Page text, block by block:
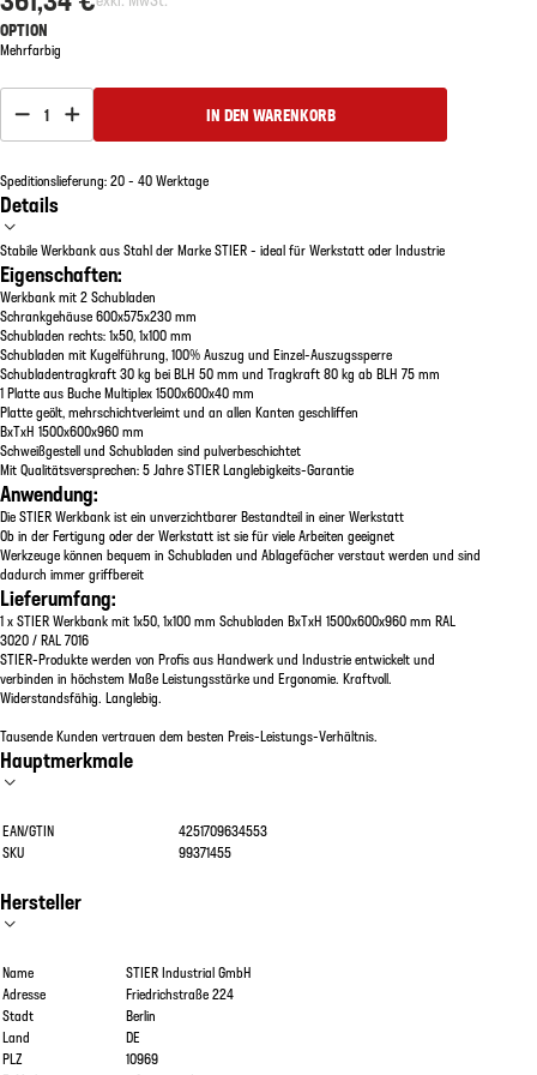
OPTION
Mehrfarbig
1 IN DEN WARENKORB
Speditionslieferung: 20 - 40 Werktage
Details
Stabile Werkbank aus Stahl der Marke STIER - ideal für Werkstatt oder Industrie
Eigenschaften:
Werkbank mit 2 Schubladen
Schrankgehäuse 600x575x230 mm
Schubladen rechts: 1x50, 1x100 mm
Schubladen mit Kugelführung, 100% Auszug und Einzel-Auszugssperre
Schubladentragkraft 30 kg bei BLH 50 mm und Tragkraft 80 kg ab BLH 75 mm
1 Platte aus Buche Multiplex 1500x600x40 mm
Platte geölt, mehrschichtverleimt und an allen Kanten geschliffen
BxTxH 1500x600x960 mm
Schweißgestell und Schubladen sind pulverbeschichtet
Mit Qualitätsversprechen: 5 Jahre STIER Langlebigkeits-Garantie
Anwendung:
Die STIER Werkbank ist ein unverzichtbarer Bestandteil in einer Werkstatt
Ob in der Fertigung oder der Werkstatt ist sie für viele Arbeiten geeignet
Werkzeuge können bequem in Schubladen und Ablagefächer verstaut werden und sind
dadurch immer griffbereit
Lieferumfang:
1 x STIER Werkbank mit 1x50, 1x100 mm Schubladen BxTxH 1500x600x960 mm RAL
3020 / RAL 7016
STIER-Produkte werden von Profis aus Handwerk und Industrie entwickelt und
verbinden in höchstem Maße Leistungsstärke und Ergonomie. Kraftvoll.
Widerstandsfähig. Langlebig.
Tausende Kunden vertrauen dem besten Preis-Leistungs-Verhältnis.
Hauptmerkmale
EAN/GTIN
4251709634553
SKU
99371455
Hersteller
Name
STIER Industrial GmbH
Adresse
Friedrichstraße 224
Stadt
Berlin
Land
DE
PLZ
10969